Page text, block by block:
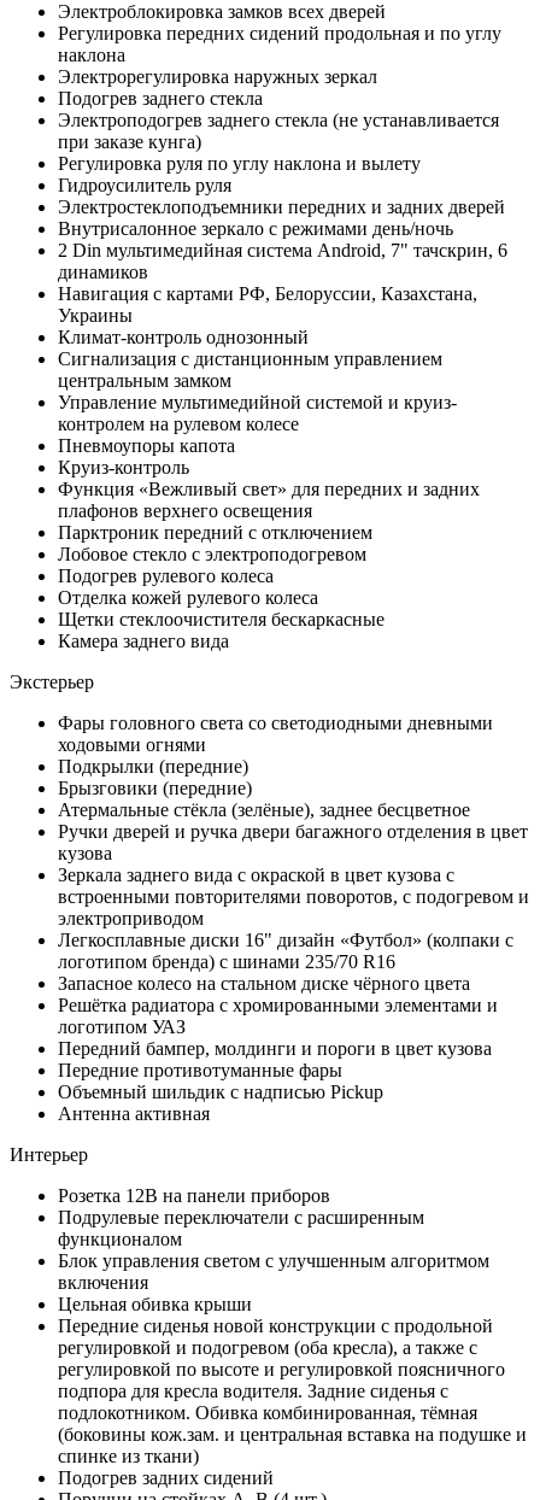
Электроблокировка замков всех дверей
Регулировка передних сидений продольная и по углу
наклона
Электрорегулировка наружных зеркал
Подогрев заднего стекла
Электроподогрев заднего стекла (не устанавливается
при заказе кунга)
Регулировка руля по углу наклона и вылету
Гидроусилитель руля
Электростеклоподъемники передних и задних дверей
Внутрисалонное зеркало с режимами день/ночь
2 Din мультимедийная система Android, 7" тачскрин, 6
динамиков
Навигация с картами РФ, Белоруссии, Казахстана,
Украины
Климат-контроль однозонный
Сигнализация с дистанционным управлением
центральным замком
Управление мультимедийной системой и круиз-
контролем на рулевом колесе
Пневмоупоры капота
Круиз-контроль
Функция «Вежливый свет» для передних и задних
плафонов верхнего освещения
Парктроник передний с отключением
Лобовое стекло с электроподогревом
Подогрев рулевого колеса
Отделка кожей рулевого колеса
Щетки стеклоочистителя бескаркасные
Камера заднего вида
Экстерьер
Фары головного света со светодиодными дневными
ходовыми огнями
Подкрылки (передние)
Брызговики (передние)
Атермальные стёкла (зелёные), заднее бесцветное
Ручки дверей и ручка двери багажного отделения в цвет
кузова
Зеркала заднего вида с окраской в цвет кузова с
встроенными повторителями поворотов, с подогревом и
электроприводом
Легкосплавные диски 16" дизайн «Футбол» (колпаки с
логотипом бренда) с шинами 235/70 R16
Запасное колесо на стальном диске чёрного цвета
Решётка радиатора с хромированными элементами и
логотипом УАЗ
Передний бампер, молдинги и пороги в цвет кузова
Передние противотуманные фары
Объемный шильдик с надписью Pickup
Антенна активная
Интерьер
Розетка 12В на панели приборов
Подрулевые переключатели с расширенным
функционалом
Блок управления светом с улучшенным алгоритмом
включения
Цельная обивка крыши
Передние сиденья новой конструкции с продольной
регулировкой и подогревом (оба кресла), а также с
регулировкой по высоте и регулировкой поясничного
подпора для кресла водителя. Задние сиденья с
подлокотником. Обивка комбинированная, тёмная
(боковины кож.зам. и центральная вставка на подушке и
спинке из ткани)
Подогрев задних сидений